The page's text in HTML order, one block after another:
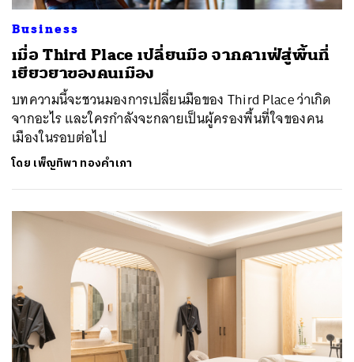
Business
เมื่อ Third Place เปลี่ยนมือ จากคาเฟ่สู่พื้นที่
เยียวยาของคนเมือง
บทความนี้จะชวนมองการเปลี่ยนมือของ Third Place ว่าเกิด
จากอะไร และใครกำลังจะกลายเป็นผู้ครองพื้นที่ใจของคน
เมืองในรอบต่อไป
โดย เพ็ญทิพา ทองคำเภา